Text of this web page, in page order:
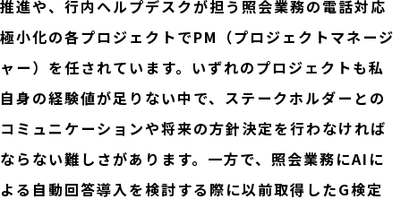
推進や、行内ヘルプデスクが担う照会業務の電話対応
極小化の各プロジェクトでPM（プロジェクトマネージ
ャー）を任されています。いずれのプロジェクトも私
自身の経験値が足りない中で、ステークホルダーとの
コミュニケーションや将来の方針決定を行わなければ
ならない難しさがあります。一方で、照会業務にAIに
よる自動回答導入を検討する際に以前取得したG検定